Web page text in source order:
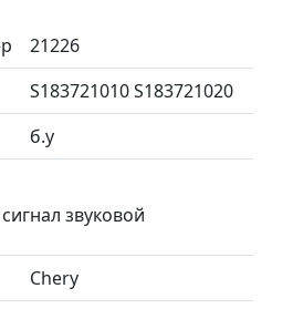
21226
S183721010 S183721020
б.у
звуковой
Chery